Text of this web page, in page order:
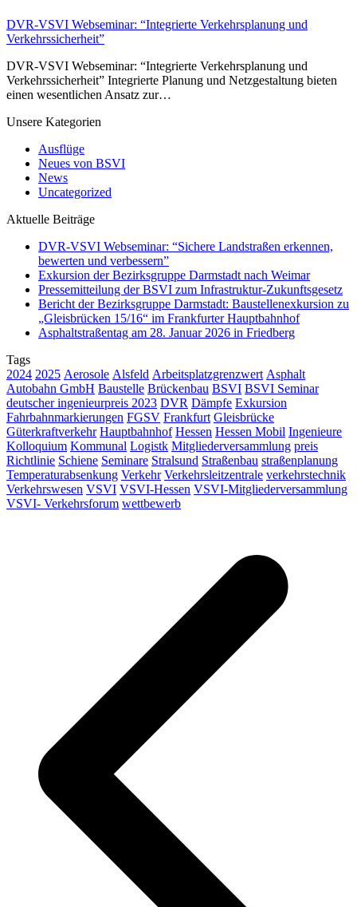
DVR-VSVI Webseminar: “Integrierte Verkehrsplanung und
Verkehrssicherheit”
DVR-VSVI Webseminar: “Integrierte Verkehrsplanung und
Verkehrssicherheit” Integrierte Planung und Netzgestaltung bieten
einen wesentlichen Ansatz zur…
Unsere Kategorien
Ausflüge
Neues von BSVI
News
Uncategorized
Aktuelle Beiträge
DVR-VSVI Webseminar: “Sichere Landstraßen erkennen,
bewerten und verbessern”
Exkursion der Bezirksgruppe Darmstadt nach Weimar
Pressemitteilung der BSVI zum Infrastruktur-Zukunftsgesetz
Bericht der Bezirksgruppe Darmstadt: Baustellenexkursion zu
„Gleisbrücken 15/16“ im Frankfurter Hauptbahnhof
Asphaltstraßentag am 28. Januar 2026 in Friedberg
Tags
2024 2025 Aerosole Alsfeld Arbeitsplatzgrenzwert Asphalt
Autobahn GmbH Baustelle Brückenbau BSVI BSVI Seminar
deutscher ingenieurpreis 2023 DVR Dämpfe Exkursion
Fahrbahnmarkierungen FGSV Frankfurt Gleisbrücke
Güterkraftverkehr Hauptbahnhof Hessen Hessen Mobil Ingenieure
Kolloquium Kommunal Logistk Mitgliederversammlung preis
Richtlinie Schiene Seminare Stralsund Straßenbau straßenplanung
Temperaturabsenkung Verkehr Verkehrsleitzentrale verkehrstechnik
Verkehrswesen VSVI VSVI-Hessen VSVI-Mitgliederversammlung
VSVI- Verkehrsforum wettbewerb